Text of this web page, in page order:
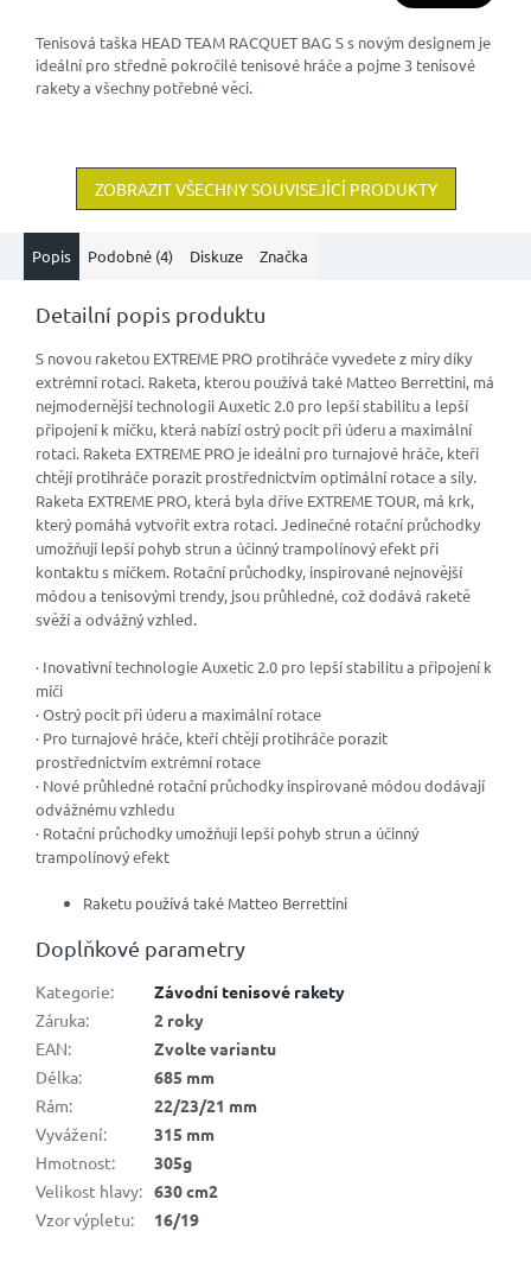
Tenisová taška HEAD TEAM RACQUET BAG S s novým designem je
ideální pro středně pokročilé tenisové hráče a pojme 3 tenisové
rakety a všechny potřebné věci.
ZOBRAZIT VŠECHNY SOUVISEJÍCÍ PRODUKTY
Popis Podobné (4) Diskuze Značka
Detailní popis produktu
S novou raketou EXTREME PRO protihráče vyvedete z míry díky
extrémní rotaci. Raketa, kterou používá také Matteo Berrettini, má
nejmodernější technologii Auxetic 2.0 pro lepší stabilitu a lepší
připojení k míčku, která nabízí ostrý pocit při úderu a maximální
rotaci. Raketa EXTREME PRO je ideální pro turnajové hráče, kteří
chtějí protihráče porazit prostřednictvím optimální rotace a síly.
Raketa EXTREME PRO, která byla dříve EXTREME TOUR, má krk,
který pomáhá vytvořit extra rotaci. Jedinečné rotační průchodky
umožňují lepší pohyb strun a účinný trampolínový efekt při
kontaktu s míčkem. Rotační průchodky, inspirované nejnovější
módou a tenisovými trendy, jsou průhledné, což dodává raketě
svěží a odvážný vzhled.
· Inovativní technologie Auxetic 2.0 pro lepší stabilitu a připojení k
míči
· Ostrý pocit při úderu a maximální rotace
· Pro turnajové hráče, kteří chtějí protihráče porazit
prostřednictvím extrémní rotace
· Nové průhledné rotační průchodky inspirované módou dodávají
odvážnému vzhledu
· Rotační průchodky umožňují lepší pohyb strun a účinný
trampolínový efekt
Raketu používá také Matteo Berrettini
Doplňkové parametry
Kategorie:
Závodní tenisové rakety
Záruka:
2 roky
EAN:
Zvolte variantu
Délka:
685 mm
Rám:
22/23/21 mm
Vyvážení:
315 mm
Hmotnost:
305g
Velikost hlavy: 630 cm2
Vzor výpletu: 16/19